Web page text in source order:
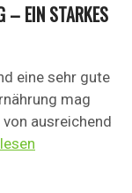
– EIN STARKES
eine sehr gute
mag
ausreichend